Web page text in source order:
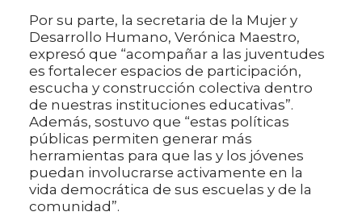
Por su parte, la secretaria de la Mujer y
Desarrollo Humano, Verónica Maestro,
expresó que “acompañar a las juventudes
es fortalecer espacios de participación,
escucha y construcción colectiva dentro
de nuestras instituciones educativas”.
Además, sostuvo que “estas políticas
públicas permiten generar más
herramientas para que las y los jóvenes
puedan involucrarse activamente en la
vida democrática de sus escuelas y de la
comunidad”.